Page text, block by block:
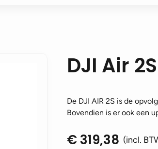
DJI Air
De DJI AIR 2S is de
Bovendien is er ook een
€ 319,38 (incl.